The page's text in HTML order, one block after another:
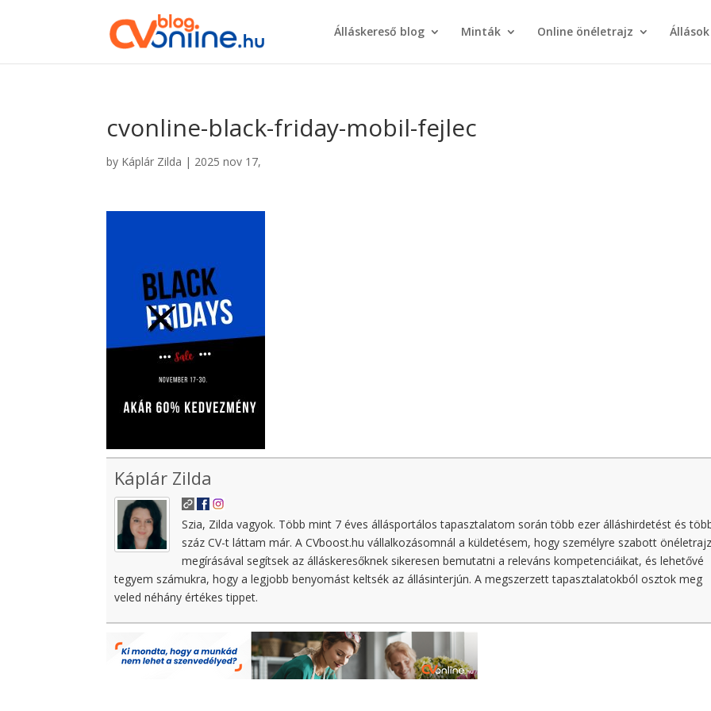
Álláskereső blog Minták Online önéletrajz Állások
cvonline-black-friday-mobil-fejlec
by Káplár Zilda | 2025 nov 17,
Káplár Zilda
Szia, Zilda vagyok. Több mint 7 éves állásportálos tapasztalatom során több ezer álláshirdetést és
száz CV-t láttam már. A CVboost.hu vállalkozásomnál a küldetésem, hogy személyre szabott
megírásával segítsek az álláskeresőknek sikeresen bemutatni a releváns kompetenciáikat, és lehetővé
tegyem számukra, hogy a legjobb benyomást keltsék az állásinterjún. A megszerzett tapasztalatokból osztok meg
veled néhány értékes tippet.